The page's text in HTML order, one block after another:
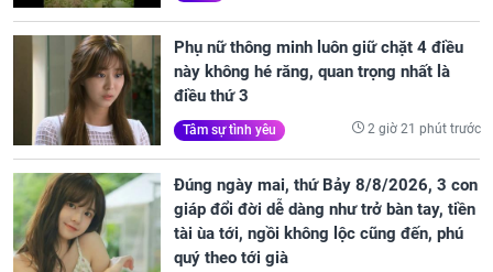
Phụ nữ thông minh luôn giữ chặt 4 điều
này không hé răng, quan trọng nhất là
điều thứ 3
Tâm sự tình yêu 2 giờ 21 phút trước
Đúng ngày mai, thứ Bảy 8/8/2026, 3 con
giáp đổi đời dễ dàng như trở bàn tay, tiền
tài ùa tới, ngồi không lộc cũng đến, phú
quý theo tới già